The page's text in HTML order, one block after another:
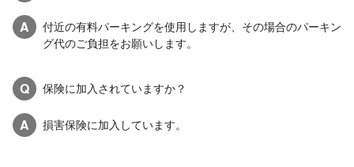
A
付近の有料パーキングを使用しますが、その場合のパーキン
グ代のご負担をお願いします。
Q 保険に加入されていますか？
A 損害保険に加入しています。